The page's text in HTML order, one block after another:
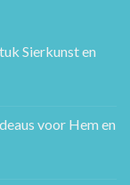
Sierkunst en
voor Hem en